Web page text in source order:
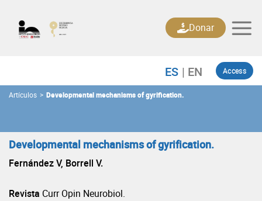
content
Access
Donar
Artículos > Developmental mechanisms of gyrification.
Developmental mechanisms of gyrification.
Fernández V, Borrell V.
Revista Curr Opin Neurobiol.